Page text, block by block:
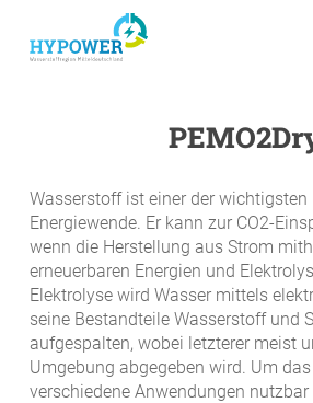
main
Wasserstoff ist einer der wichtigsten
Energiewende. Er kann zur CO2-
wenn die Herstellung aus Strom
erneuerbaren Energien und
Elektrolyse wird Wasser mittels
seine Bestandteile Wasserstoff und
aufgespalten, wobei letzterer meist
Umgebung abgegeben wird. Um
verschiedene Anwendungen